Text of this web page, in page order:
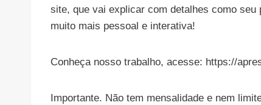
site, que vai explicar com detalhes como
muito mais pessoal e interativa!
Conheça nosso trabalho, acesse: https://
Importante. Não tem mensalidade e nem